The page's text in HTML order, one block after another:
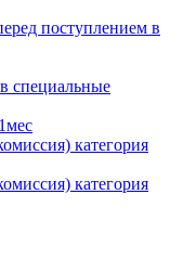
поступлением в
специальные
категория
категория